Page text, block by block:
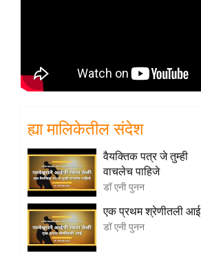
ह्या मालिकेतील संदेश
वैयक्तिक पत्र जे तुम्ही
वाचलेच पाहिजे
डॉ एनी पुनन
एक प्रथम श्रेणीतली आई
डॉ एनी पुनन